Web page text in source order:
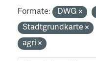
Formate: DWG
Stadtgrundkarte
agri